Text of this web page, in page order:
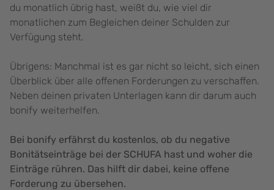
du monatlich übrig hast, weißt du, wie viel dir
monatlichen zum Begleichen deiner Schulden zur
Verfügung steht.
Übrigens: Manchmal ist es gar nicht so leicht, sich einen
Überblick über alle offenen Forderungen zu verschaffen.
Neben deinen privaten Unterlagen kann dir darum auch
bonify weiterhelfen.
Bei bonify erfährst du kostenlos, ob du negative
Bonitätseinträge bei der SCHUFA hast und woher die
Einträge rühren. Das hilft dir dabei, keine offene
Forderung zu übersehen.